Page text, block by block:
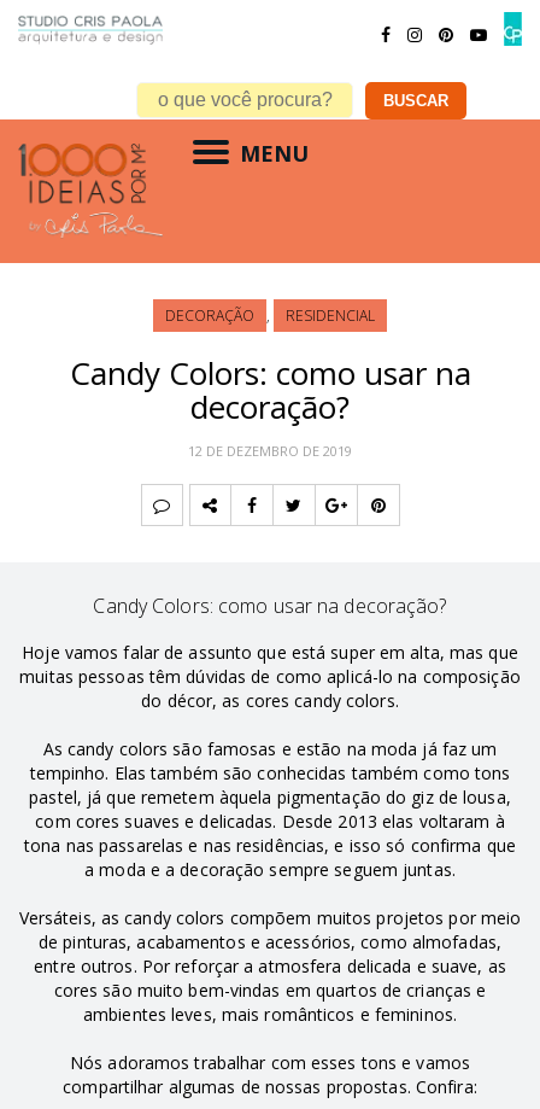
MENU
DECORAÇÃO , RESIDENCIAL
Candy Colors: como usar na
decoração?
12 DE DEZEMBRO DE 2019
Candy Colors: como usar na decoração?
Hoje vamos falar de assunto que está super em alta, mas que
muitas pessoas têm dúvidas de como aplicá-lo na composição
do décor, as cores candy colors.
As candy colors são famosas e estão na moda já faz um
tempinho. Elas também são conhecidas também como tons
pastel, já que remetem àquela pigmentação do giz de lousa,
com cores suaves e delicadas. Desde 2013 elas voltaram à
tona nas passarelas e nas residências, e isso só confirma que
a moda e a decoração sempre seguem juntas.
Versáteis, as candy colors compõem muitos projetos por meio
de pinturas, acabamentos e acessórios, como almofadas,
entre outros. Por reforçar a atmosfera delicada e suave, as
cores são muito bem-vindas em quartos de crianças e
ambientes leves, mais românticos e femininos.
Nós adoramos trabalhar com esses tons e vamos
compartilhar algumas de nossas propostas. Confira: